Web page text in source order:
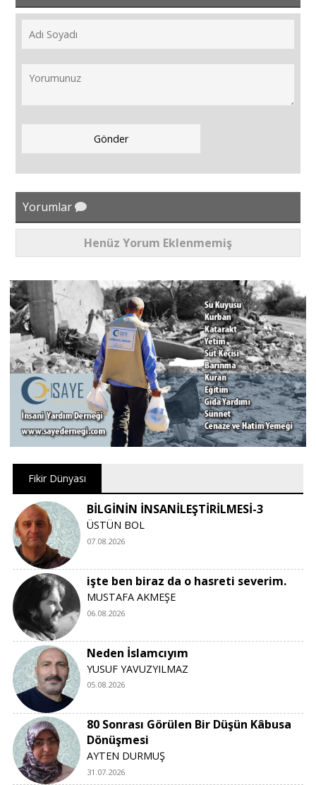
Yorumlar
Henüz Yorum Eklenmemiş
Fikir Dünyası
BİLGİNİN İNSANİLEŞTİRİLMESİ-3
ÜSTÜN BOL
07.08.2026
işte ben biraz da o hasreti severim.
MUSTAFA AKMEŞE
06.08.2026
Neden İslamcıyım
YUSUF YAVUZYILMAZ
05.08.2026
80 Sonrası Görülen Bir Düşün Kâbusa
Dönüşmesi
AYTEN DURMUŞ
31.07.2026